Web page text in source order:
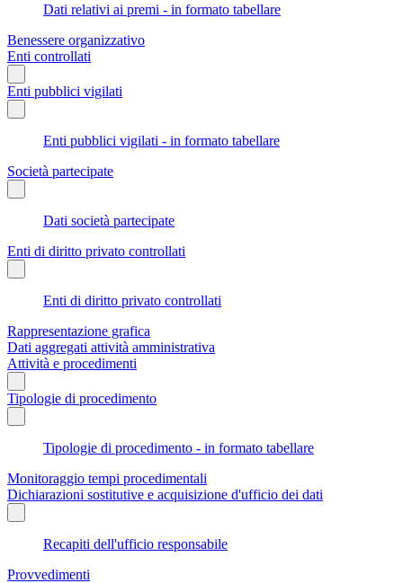
Dati relativi ai premi - in formato tabellare
Benessere organizzativo
Enti controllati
Enti pubblici vigilati
Enti pubblici vigilati - in formato tabellare
Società partecipate
Dati società partecipate
Enti di diritto privato controllati
Enti di diritto privato controllati
Rappresentazione grafica
Dati aggregati attività amministrativa
Attività e procedimenti
Tipologie di procedimento
Tipologie di procedimento - in formato tabellare
Monitoraggio tempi procedimentali
Dichiarazioni sostitutive e acquisizione d'ufficio dei dati
Recapiti dell'ufficio responsabile
Provvedimenti